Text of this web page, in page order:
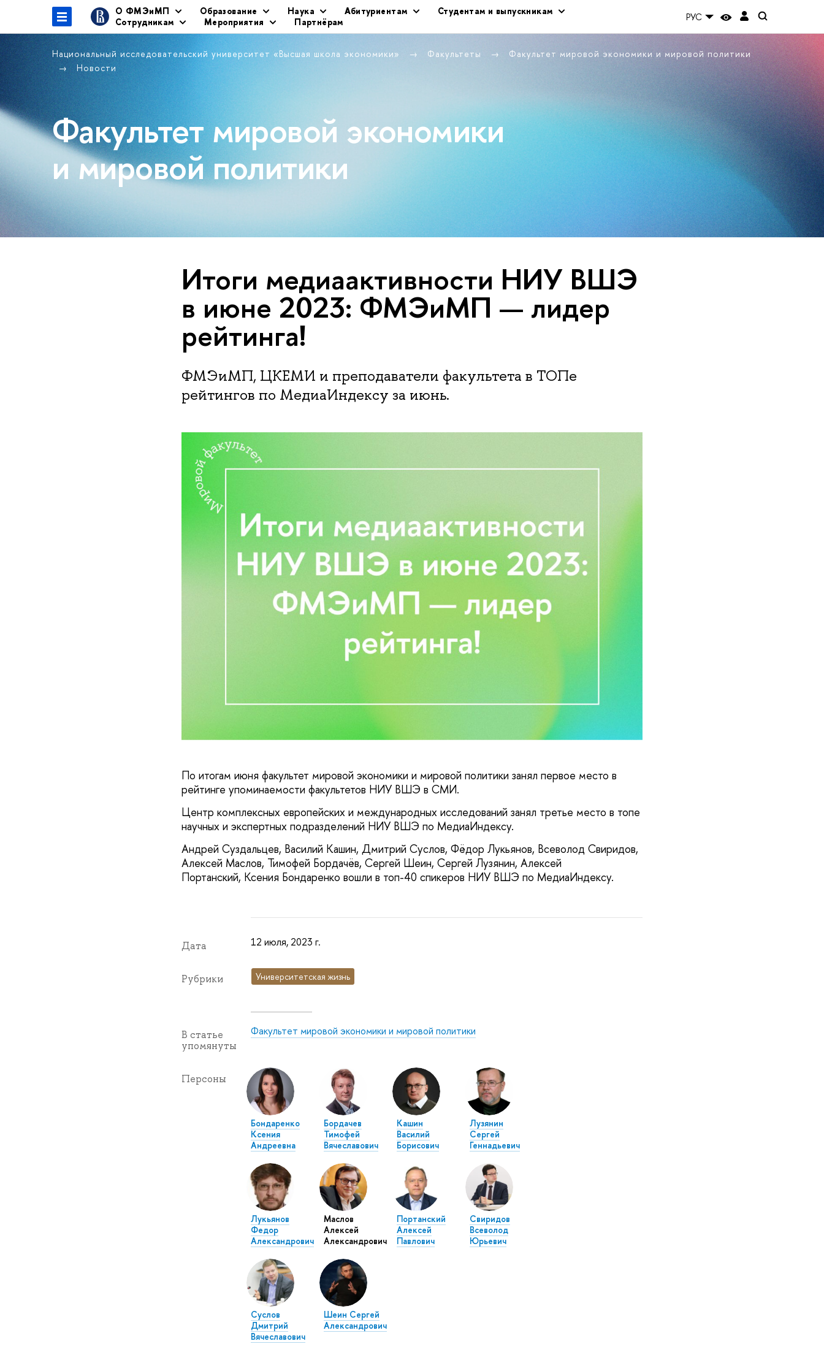
О ФМЭиМП Образование Наука Абитуриентам
Студентам и выпускникам
Сотрудникам
Мероприятия Партнёрам РУС
Национальный исследовательский университет «Высшая школа экономики» Факультеты
Факультет мировой экономики и мировой политики
Новости
Факультет мировой экономики
и мировой политики
Итоги медиаактивности НИУ ВШЭ
в июне 2023: ФМЭиМП — лидер
рейтинга!
ФМЭиМП, ЦКЕМИ и преподаватели факультета в ТОПе
рейтингов по МедиаИндексу за июнь.
По итогам июня факультет мировой экономики и мировой политики занял первое место в
рейтинге упоминаемости факультетов НИУ ВШЭ в СМИ.
Центр комплексных европейских и международных исследований занял третье место в топе
научных и экспертных подразделений НИУ ВШЭ по МедиаИндексу.
Андрей Суздальцев, Василий Кашин, Дмитрий Суслов, Фёдор Лукьянов, Всеволод Свиридов,
Алексей Маслов, Тимофей Бордачёв, Сергей Шеин, Сергей Лузянин, Алексей
Портанский, Ксения Бондаренко вошли в топ-40 спикеров НИУ ВШЭ по МедиаИндексу.
Дата 12 июля, 2023 г.
Рубрики Университетская жизнь
В статье
упомянуты
Факультет мировой экономики и мировой политики
Персоны
Бондаренко
Ксения
Андреевна
Бордачев
Тимофей
Вячеславович
Кашин
Василий
Борисович
Лузянин
Сергей
Геннадьевич
Лукьянов
Федор
Александрович
Маслов
Алексей
Александрович
Портанский
Алексей
Павлович
Свиридов
Всеволод
Юрьевич
Суслов
Дмитрий
Вячеславович
Шеин Сергей
Александрович